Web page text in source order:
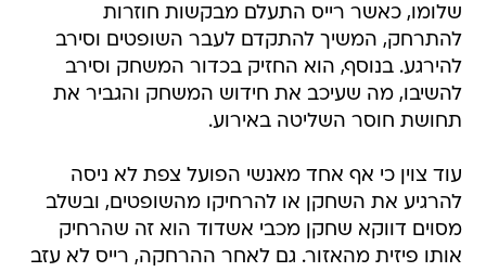
שלומו, כאשר רייס התעלם מבקשות חוזרות
להתרחק, המשיך להתקדם לעבר השופטים וסירב
להירגע. בנוסף, הוא החזיק בכדור המשחק וסירב
להשיבו, מה שעיכב את חידוש המשחק והגביר את
תחושת חוסר השליטה באירוע.
עוד צוין כי אף אחד מאנשי הפועל צפת לא ניסה
להרגיע את השחקן או להרחיקו מהשופטים, ובשלב
מסוים דווקא שחקן מכבי אשדוד הוא זה שהרחיק
אותו פיזית מהאזור. גם לאחר ההרחקה, רייס לא עזב